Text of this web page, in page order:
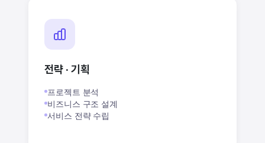
전략 · 기획
프로젝트 분석
비즈니스 구조 설계
서비스 전략 수립